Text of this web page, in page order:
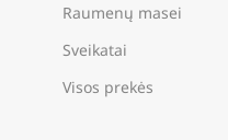
Raumenų masei
Sveikatai
Visos prekės